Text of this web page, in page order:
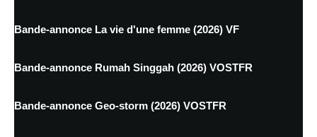
Bande-annonce La vie d'une femme (2026) VF
Bande-annonce Rumah Singgah (2026) VOSTFR
Bande-annonce Geo-storm (2026) VOSTFR